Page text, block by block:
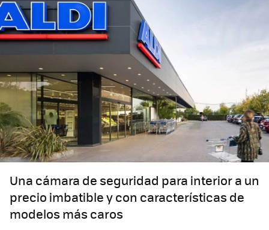
Una cámara de seguridad para interior a un
precio imbatible y con características de
modelos más caros